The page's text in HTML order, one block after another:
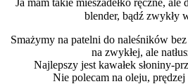
blender, bądź zwykły
Smażymy na patelni do naleśników
na zwykłej, ale
Najlepszy jest kawałek słoniny-
Nie polecam na oleju, prędzej